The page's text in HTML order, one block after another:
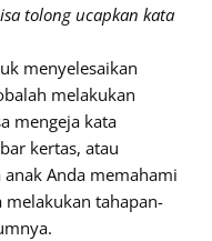
tolong ucapkan kata
menyelesaikan
melakukan
mengeja kata
kertas, atau
Anda memahami
melakukan tahapan-